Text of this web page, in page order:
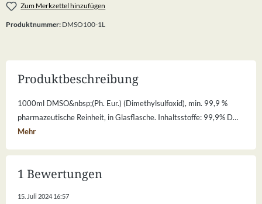
Zum Merkzettel hinzufügen
Produktnummer: DMSO100-1L
Produktbeschreibung
1000ml DMSO&nbsp;(Ph. Eur.) (Dimethylsulfoxid), min. 99,9 %
pharmazeutische Reinheit, in Glasflasche. Inhaltsstoffe: 99,9% D…
Mehr
1 Bewertungen
15. Juli 2024 16:57